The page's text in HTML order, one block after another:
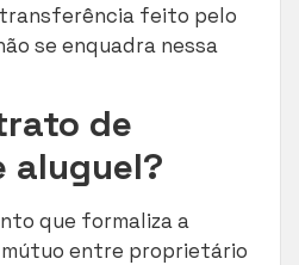
feito pelo
se enquadra nessa
de
aluguel?
que formaliza a
entre proprietário